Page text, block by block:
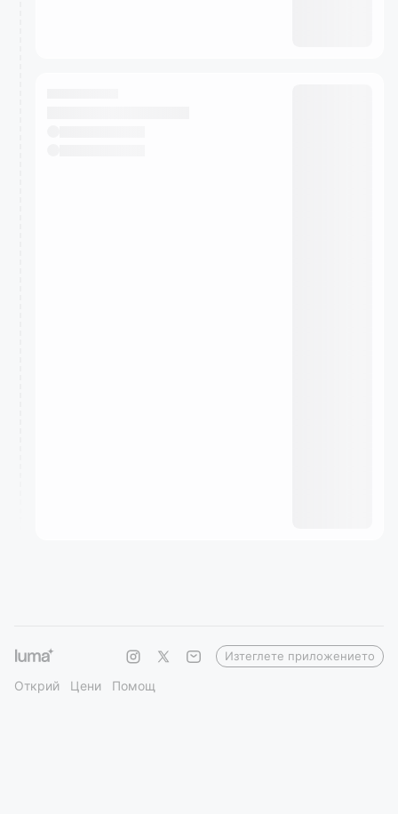
Открий Цени Помощ
Изтеглете приложението